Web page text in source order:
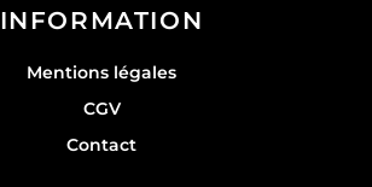
INFORMATION
Mentions légales
CGV
Contact